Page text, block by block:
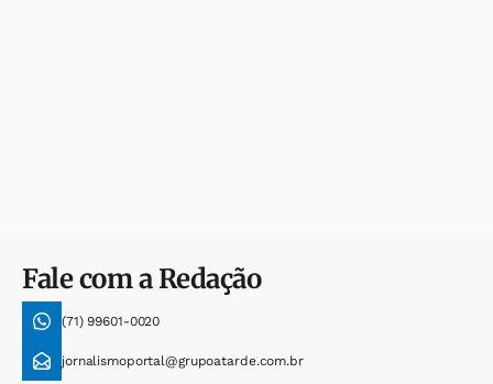
Fale com a Redação
(71) 99601-0020
jornalismoportal@grupoatarde.com.br